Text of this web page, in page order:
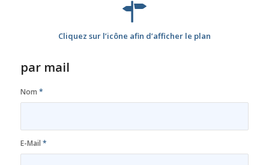
Cliquez sur l’icône afin d’afficher le plan
par mail
Nom *
E-Mail *